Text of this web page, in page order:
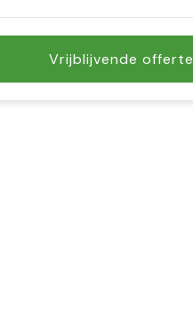
Vrijblijvende offerte